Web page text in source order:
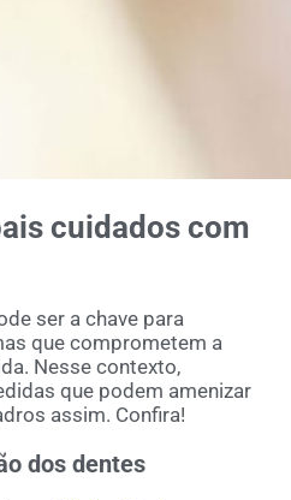
cuidados com
ser a chave para
que comprometem a
Nesse contexto,
que podem amenizar
assim. Confira!
dos dentes